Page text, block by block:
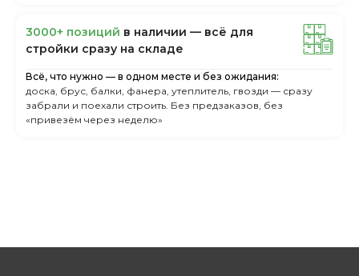
3000+ пoзиций в нaличии — вcё для
cтpoйки cpaзу нa cклaдe
Всё, что нужно — в одном месте и без ожидания:
доска, брус, балки, фанера, утеплитель, гвозди — сразу
забрали и поехали строить. Без предзаказов, без
«привезём через неделю»